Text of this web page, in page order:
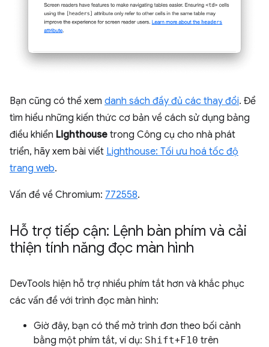
Bạn cũng có thể xem danh sách đầy đủ các thay đổi. Để
tìm hiểu những kiến thức cơ bản về cách sử dụng bảng
điều khiển Lighthouse trong Công cụ cho nhà phát
triển, hãy xem bài viết Lighthouse: Tối ưu hoá tốc độ
trang web.
Vấn đề về Chromium: 772558.
Hỗ trợ tiếp cận: Lệnh bàn phím và cải
thiện tính năng đọc màn hình
DevTools hiện hỗ trợ nhiều phím tắt hơn và khắc phục
các vấn đề với trình đọc màn hình:
Giờ đây, bạn có thể mở trình đơn theo bối cảnh
bằng một phím tắt, ví dụ: Shift+F10 trên